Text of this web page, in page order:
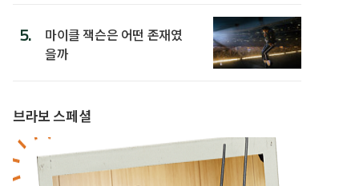
5.
마이클 잭슨은 어떤 존재였
을까
브라보 스페셜